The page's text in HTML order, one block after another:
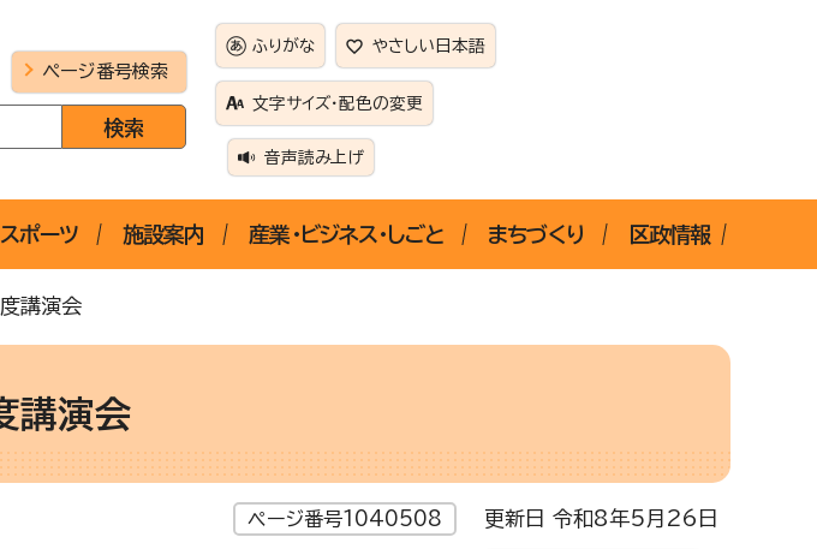
ページ番号検索
ふりがな やさしい日本語
文字サイズ・配色の変更
音声読み上げ
スポーツ 施設案内 産業・ビジネス・しごと まちづくり 区政情報
講演会
講演会
ページ番号1040508 更新日 令和8年5月26日